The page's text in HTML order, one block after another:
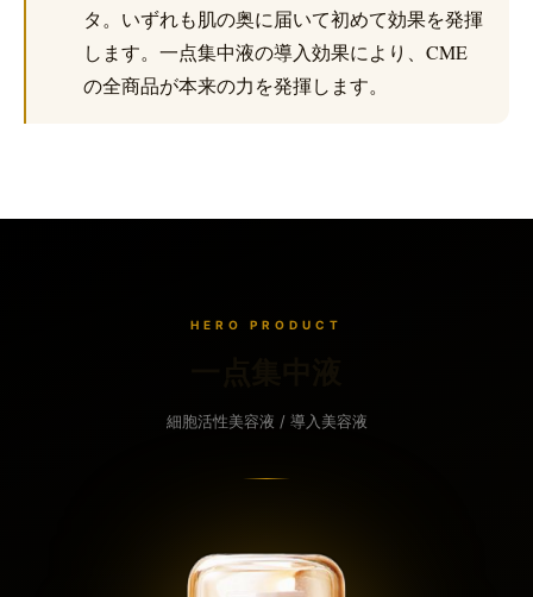
タ。いずれも肌の奥に届いて初めて効果を発揮
します。一点集中液の導入効果により、CME
の全商品が本来の力を発揮します。
HERO PRODUCT
細胞活性美容液 / 導入美容液